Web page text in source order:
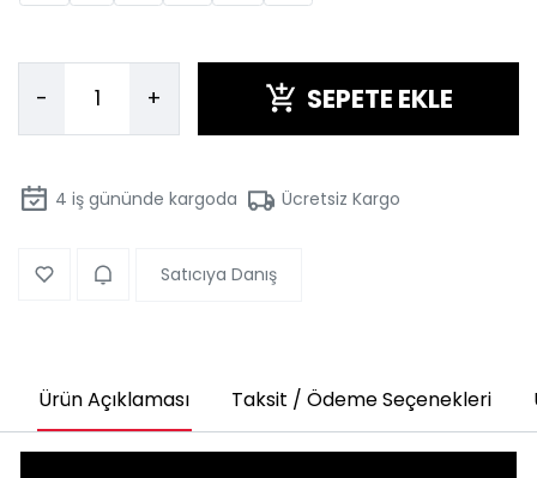
- + SEPETE EKLE
4 iş gününde kargoda Ücretsiz Kargo
Satıcıya Danış
Ürün Açıklaması Taksit / Ödeme Seçenekleri